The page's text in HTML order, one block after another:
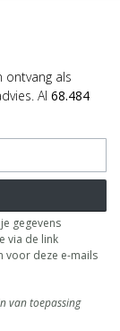
ontvang als
Al 68.484
gegevens
via de link
voor deze e-mails
van toepassing